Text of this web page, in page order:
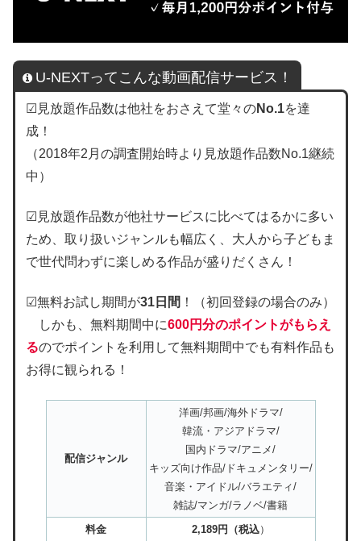
U-NEXTってこんな動画配信サービス！
☑見放題作品数は他社をおさえて堂々のNo.1を達
成！
（2018年2月の調査開始時より見放題作品数No.1継続
中）
☑見放題作品数が他社サービスに比べてはるかに多い
ため、取り扱いジャンルも幅広く、大人から子どもま
で世代問わずに楽しめる作品が盛りだくさん！
☑無料お試し期間が31日間 ！（初回登録の場合のみ）
しかも、無料期間中に600円分のポイントがもらえ
るのでポイントを利用して無料期間中でも有料作品も
お得に観られる！
配信ジャンル
洋画/邦画/海外ドラマ/
韓流・アジアドラマ/
国内ドラマ/アニメ/
キッズ向け作品/ドキュメンタリー/
音楽・アイドル/バラエティ/
雑誌/マンガ/ラノベ/書籍
料金
2,189円（税込）